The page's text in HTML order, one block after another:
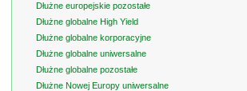
Dłużne europejskie pozostałe
Dłużne globalne High Yield
Dłużne globalne korporacyjne
Dłużne globalne uniwersalne
Dłużne globalne pozostałe
Dłużne Nowej Europy uniwersalne